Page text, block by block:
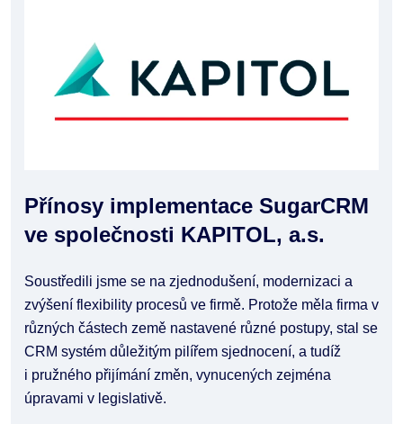
Přínosy implementace SugarCRM
ve společnosti KAPITOL, a.s.
Soustředili jsme se na zjednodušení, modernizaci a
zvýšení flexibility procesů ve firmě. Protože měla firma v
různých částech země nastavené různé postupy, stal se
CRM systém důležitým pilířem sjednocení, a tudíž
i pružného přijímání změn, vynucených zejména
úpravami v legislativě.